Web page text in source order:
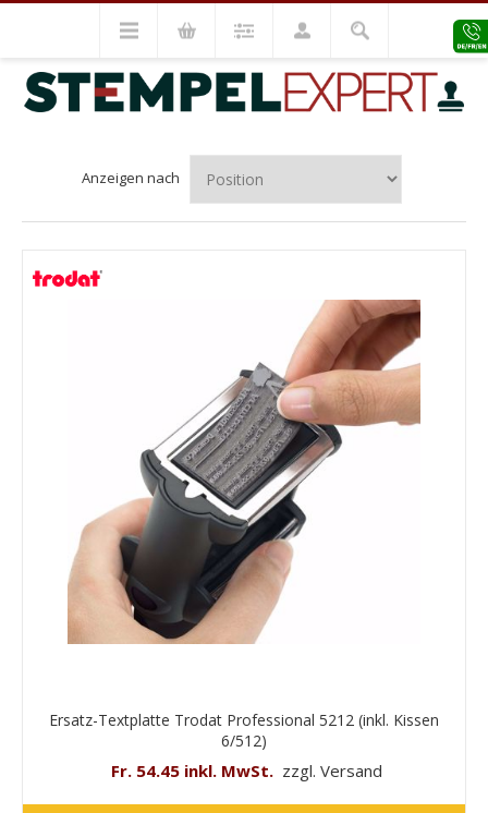
Anzeigen nach
Ersatz-Textplatte Trodat Professional 5212 (inkl. Kissen
6/512)
Fr. 54.45 inkl. MwSt. zzgl. Versand